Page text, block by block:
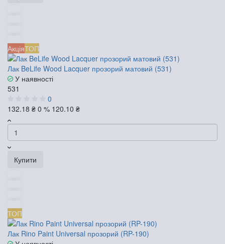
АкціяТОП
Лак BeLife Wood Lacquer прозорий матовий (531)
У наявності
531
0
132.18 ₴ 0 % 120.10 ₴
Купити
ТОП
Лак Rino Paint Universal прозорий (RP-190)